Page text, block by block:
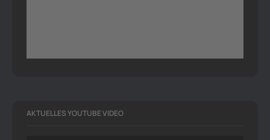
AKTUELLES YOUTUBE VIDEO